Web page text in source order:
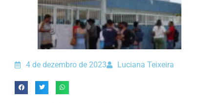
4 de dezembro de 2023 Luciana Teixeira